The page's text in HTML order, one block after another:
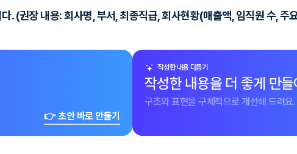
. (권장 내용: 회사명, 부서, 최종직급, 회사현황(매출액, 임직원 수, 주
👉 초안 바로 만들기
작성한 내용 다듬기
작성한 내용을 더 좋게 만
구조와 표현을 구체적으로 개선해 드려요.